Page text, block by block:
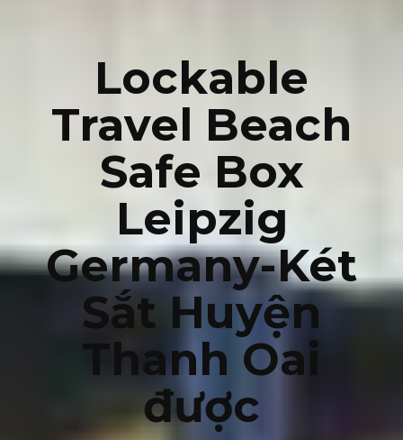
Lockable
Travel Beach
Safe Box
Leipzig
Germany-Két
Sắt Huyện
Thanh Oai
được